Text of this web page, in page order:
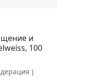
и
100
)